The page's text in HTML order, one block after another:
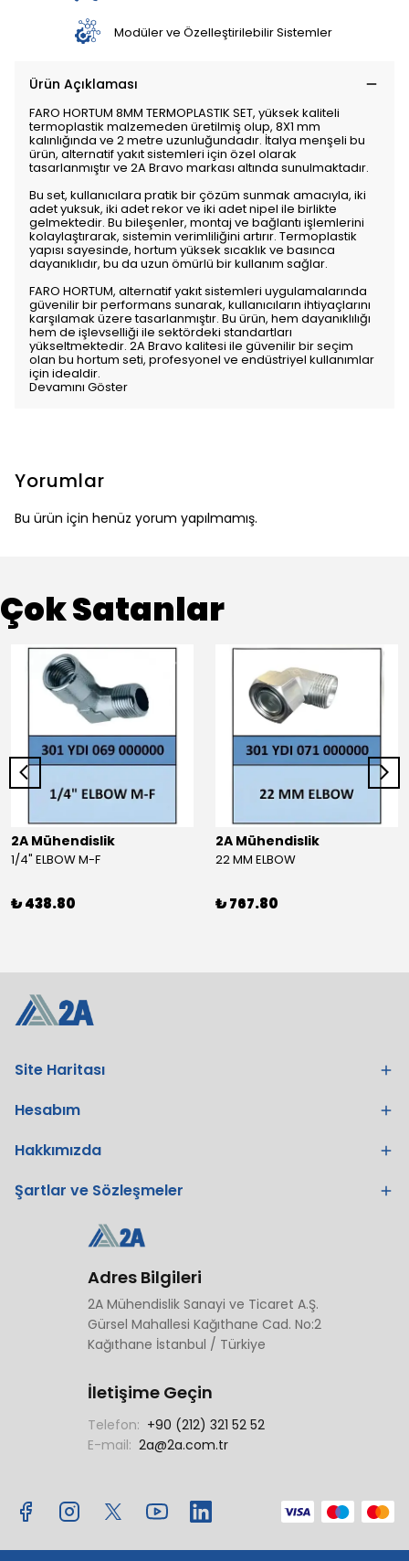
Modüler ve Özelleştirilebilir Sistemler
Ürün Açıklaması
FARO HORTUM 8MM TERMOPLASTIK SET, yüksek kaliteli
termoplastik malzemeden üretilmiş olup, 8X1 mm
kalınlığında ve 2 metre uzunluğundadır. İtalya menşeli bu
ürün, alternatif yakıt sistemleri için özel olarak
tasarlanmıştır ve 2A Bravo markası altında sunulmaktadır.
Bu set, kullanıcılara pratik bir çözüm sunmak amacıyla, iki
adet yuksuk, iki adet rekor ve iki adet nipel ile birlikte
gelmektedir. Bu bileşenler, montaj ve bağlantı işlemlerini
kolaylaştırarak, sistemin verimliliğini artırır. Termoplastik
yapısı sayesinde, hortum yüksek sıcaklık ve basınca
dayanıklıdır, bu da uzun ömürlü bir kullanım sağlar.
FARO HORTUM, alternatif yakıt sistemleri uygulamalarında
güvenilir bir performans sunarak, kullanıcıların ihtiyaçlarını
karşılamak üzere tasarlanmıştır. Bu ürün, hem dayanıklılığı
hem de işlevselliği ile sektördeki standartları
yükseltmektedir. 2A Bravo kalitesi ile güvenilir bir seçim
olan bu hortum seti, profesyonel ve endüstriyel kullanımlar
için idealdir.
Devamını Göster
Yorumlar
Bu ürün için henüz yorum yapılmamış.
Çok Satanlar
2A Mühendislik
1/4" ELBOW M-F
₺ 438.80
2A Mühendislik
22 MM ELBOW
₺ 767.80
Site Haritası
Hesabım
Hakkımızda
Şartlar ve Sözleşmeler
Adres Bilgileri
2A Mühendislik Sanayi ve Ticaret A.Ş.
Gürsel Mahallesi Kağıthane Cad. No:2
Kağıthane İstanbul / Türkiye
İletişime Geçin
Telefon: +90 (212) 321 52 52
E-mail: 2a@2a.com.tr